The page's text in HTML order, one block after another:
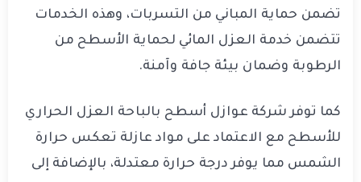
تضمن حماية المباني من التسربات، وهذه الخدمات
تتضمن خدمة العزل المائي لحماية الأسطح من
الرطوبة وضمان بيئة جافة وآمنة.
كما توفر شركة عوازل أسطح بالباحة العزل الحراري
للأسطح مع الاعتماد على مواد عازلة تعكس حرارة
الشمس مما يوفر درجة حرارة معتدلة، بالإضافة إلى